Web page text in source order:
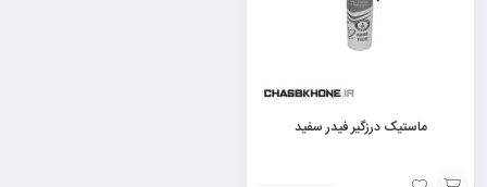
ماستیک درزگیر فیدر سفید